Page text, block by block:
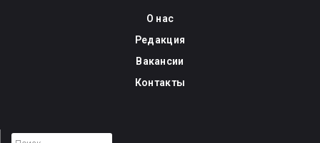
О нас
Редакция
Вакансии
Контакты